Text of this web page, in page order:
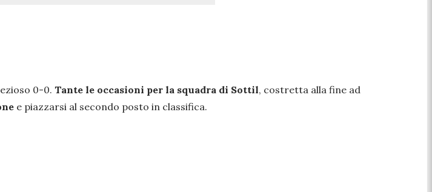
0-0. Tante le occasioni per la squadra di Sottil, costretta alla fine ad
e piazzarsi al secondo posto in classifica.